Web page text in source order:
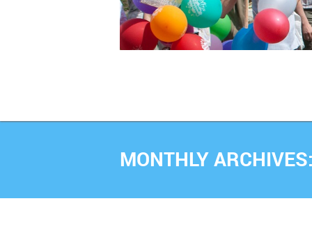
MONTHLY ARCHIVES: